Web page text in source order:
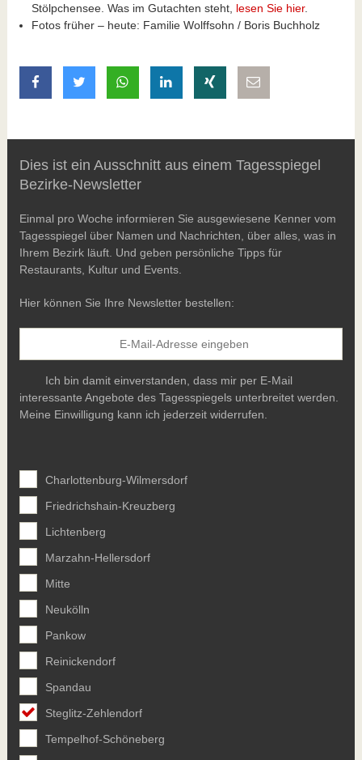
Stölpchensee. Was im Gutachten steht, lesen Sie hier.
Fotos früher – heute: Familie Wolffsohn / Boris Buchholz
auf Facebook teilen
auf Twitter teilenmit Whatsapp teilen
auf LinkedIn teilen
auf Xing teilen
Dies ist ein Ausschnitt aus einem Tagesspiegel
Bezirke-Newsletter
Einmal pro Woche informieren Sie ausgewiesene Kenner vom
Tagesspiegel über Namen und Nachrichten, über alles, was in
Ihrem Bezirk läuft. Und geben persönliche Tipps für
Restaurants, Kultur und Events.
Hier können Sie Ihre Newsletter bestellen:
Ich bin damit einverstanden, dass mir per E-Mail
interessante Angebote des Tagesspiegels unterbreitet werden.
Meine Einwilligung kann ich jederzeit widerrufen.
Charlottenburg-Wilmersdorf
Friedrichshain-Kreuzberg
Lichtenberg
Marzahn-Hellersdorf
Mitte
Neukölln
Pankow
Reinickendorf
Spandau
Steglitz-Zehlendorf
Tempelhof-Schöneberg